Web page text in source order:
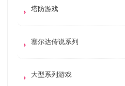
塔防游戏
塞尔达传说系列
大型系列游戏